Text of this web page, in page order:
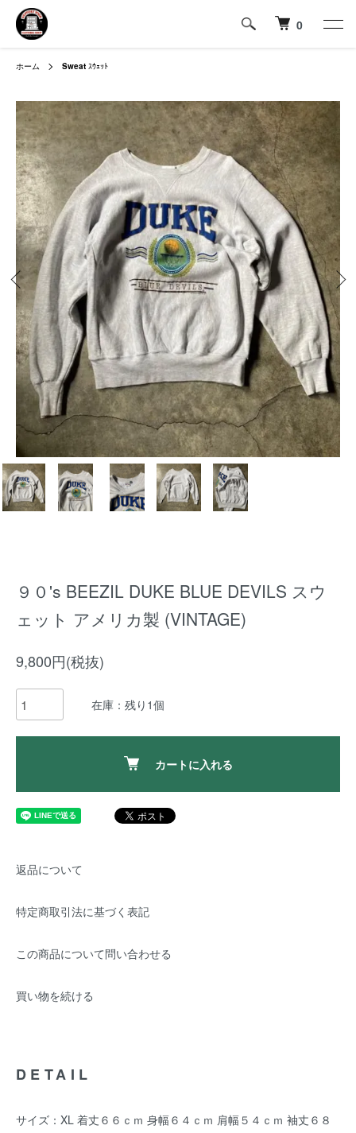
0
ホーム Sweat ｽｳｪｯﾄ
９０'s BEEZIL DUKE BLUE DEVILS スウ
ェット アメリカ製 (VINTAGE)
9,800円(税抜)
在庫：残り1個
カートに入れる
返品について
特定商取引法に基づく表記
この商品について問い合わせる
買い物を続ける
DETAIL
サイズ：XL 着丈６６ｃｍ 身幅６４ｃｍ 肩幅５４ｃｍ 袖丈６８